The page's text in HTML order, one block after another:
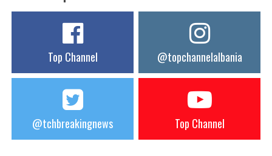
Top Channel @topchannelalbania
@tchbreakingnews Top Channel